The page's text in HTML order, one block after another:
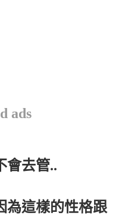
ads
會去管..
為這樣的性格跟